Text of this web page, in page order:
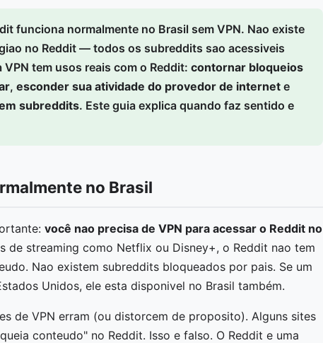
funciona normalmente no Brasil sem VPN. Nao existe
no Reddit — todos os subreddits sao acessiveis
tem usos reais com o Reddit: contornar bloqueios
, esconder sua atividade do provedor de internet e
subreddits. Este guia explica quando faz sentido e
no Brasil
você nao precisa de VPN para acessar o Reddit no
de streaming como Netflix ou Disney+, o Reddit nao tem
Nao existem subreddits bloqueados por pais. Se um
Unidos, ele esta disponivel no Brasil também.
de VPN erram (ou distorcem de proposito). Alguns sites
conteudo" no Reddit. Isso e falso. O Reddit e uma